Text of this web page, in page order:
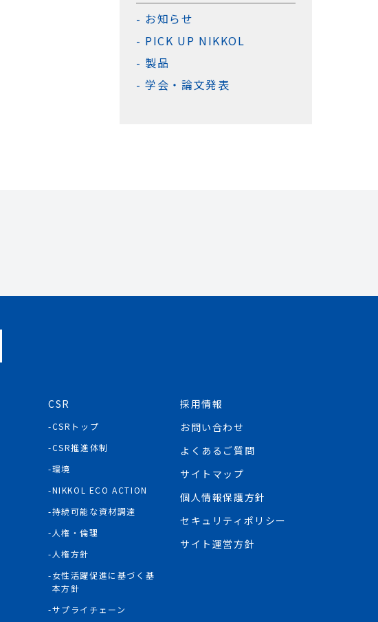
お知らせ
PICK UP NIKKOL
製品
学会・論文発表
CSR
CSRトップ
CSR推進体制
環境
NIKKOL ECO ACTION
持続可能な資材調達
人権・倫理
人権方針
女性活躍促進に基づく基
本方針
サプライチェーン
採用情報
お問い合わせ
よくあるご質問
サイトマップ
個人情報保護方針
セキュリティポリシー
サイト運営方針